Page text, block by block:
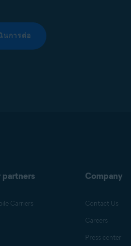
นการต่อ
partners
Carriers
Company
Contact Us
Careers
Press center